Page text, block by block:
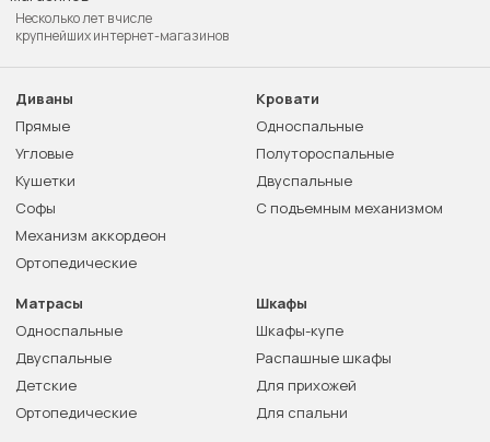
Несколько лет в числе
крупнейших интернет-магазинов
Диваны
Прямые
Угловые
Кушетки
Софы
Механизм аккордеон
Ортопедические
Кровати
Односпальные
Полутороспальные
Двуспальные
С подъемным механизмом
Матрасы
Односпальные
Двуспальные
Детские
Ортопедические
Шкафы
Шкафы-купе
Распашные шкафы
Для прихожей
Для спальни